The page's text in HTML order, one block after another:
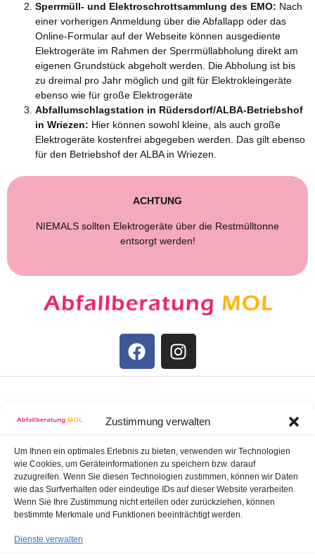
Zustimmung verwalten
Um Ihnen ein optimales Erlebnis zu bieten, verwenden wir Technologien
wie Cookies, um Geräteinformationen zu speichern bzw. darauf
zuzugreifen. Wenn Sie diesen Technologien zustimmen, können wir Daten
wie das Surfverhalten oder eindeutige IDs auf dieser Website verarbeiten.
Wenn Sie Ihre Zustimmung nicht erteilen oder zurückziehen, können
bestimmte Merkmale und Funktionen beeinträchtigt werden.
Dienste verwalten
Sperrmüll- und Elektroschrottsammlung des EMO: Nach
einer vorherigen Anmeldung über die Abfallapp oder das
Online-Formular auf der Webseite können ausgediente
Elektrogeräte im Rahmen der Sperrmüllabholung direkt am
eigenen Grundstück abgeholt werden. Die Abholung ist bis
zu dreimal pro Jahr möglich und gilt für Elektrokleingeräte
ebenso wie für große Elektrogeräte
Abfallumschlagstation in Rüdersdorf/ALBA-Betriebshof
in Wriezen: Hier können sowohl kleine, als auch große
Elektrogeräte kostenfrei abgegeben werden. Das gilt ebenso
für den Betriebshof der ALBA in Wriezen.
ACHTUNG
NIEMALS sollten Elektrogeräte über die Restmülltonne
entsorgt werden!
IMPRESSUM
DATENSCHUTZ